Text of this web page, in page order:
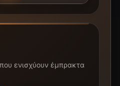
ενισχύουν έμπρακτα